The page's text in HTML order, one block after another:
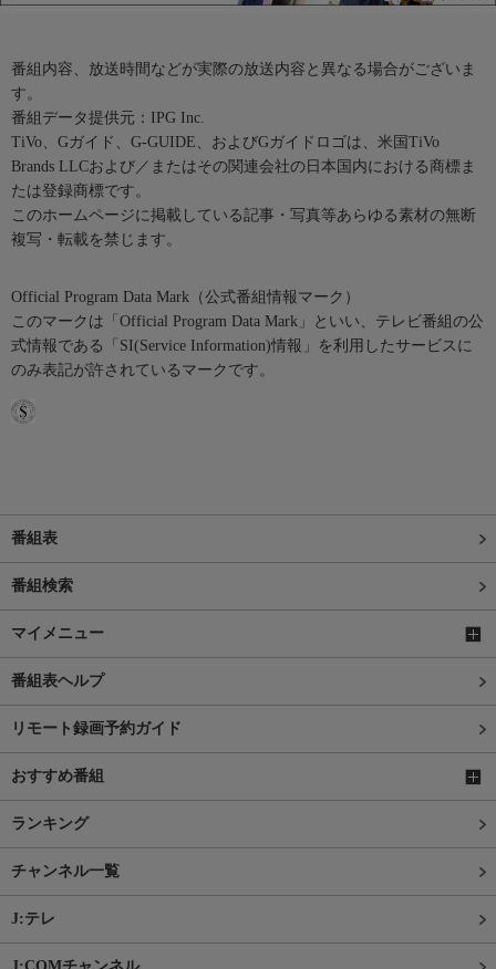
番組内容、放送時間などが実際の放送内容と異なる場合がございま
す。
番組データ提供元：IPG Inc.
TiVo、Gガイド、G-GUIDE、およびGガイドロゴは、米国TiVo
Brands LLCおよび／またはその関連会社の日本国内における商標ま
たは登録商標です。
このホームページに掲載している記事・写真等あらゆる素材の無断
複写・転載を禁じます。
Official Program Data Mark（公式番組情報マーク）
このマークは「Official Program Data Mark」といい、テレビ番組の公
式情報である「SI(Service Information)情報」を利用したサービスに
のみ表記が許されているマークです。
番組表
番組検索
マイメニュー
番組表ヘルプ
リモート録画予約ガイド
おすすめ番組
ランキング
チャンネル一覧
J:テレ